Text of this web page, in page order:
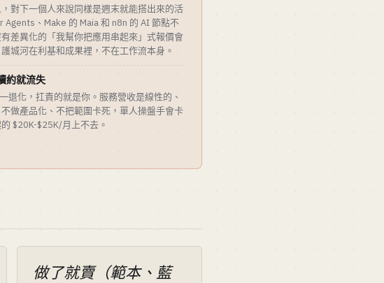
對下一個人來說同樣是週末就能搭出來的活
Agents、Make 的 Maia 和 n8n 的 AI 節點不
差異化的「我幫你把應用串起來」式報價會
城河在利基和成果裡，不在工作流本身。
約就流失
退化，扛責的就是你。服務營收是線性的、
做產品化、不把範圍卡死，單人操盤手會卡
$20K-$25K/月上不去。
做了就賣（範本、藍